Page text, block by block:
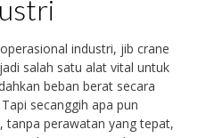
industri, jib crane
salah satu alat vital untuk
beban berat secara
secanggih apa pun
tanpa perawatan yang tepat,